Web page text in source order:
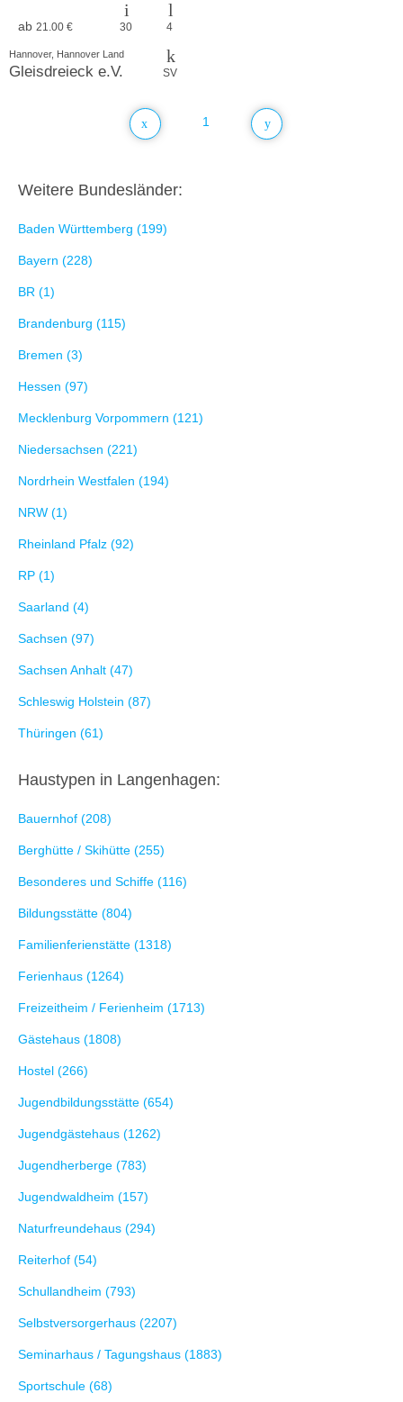
ab 21.00 € 30 4
SV
Hannover, Hannover Land
Gleisdreieck e.V.
1
Weitere Bundesländer:
Baden Württemberg (199)
Bayern (228)
BR (1)
Brandenburg (115)
Bremen (3)
Hessen (97)
Mecklenburg Vorpommern (121)
Niedersachsen (221)
Nordrhein Westfalen (194)
NRW (1)
Rheinland Pfalz (92)
RP (1)
Saarland (4)
Sachsen (97)
Sachsen Anhalt (47)
Schleswig Holstein (87)
Thüringen (61)
Haustypen in Langenhagen:
Bauernhof (208)
Berghütte / Skihütte (255)
Besonderes und Schiffe (116)
Bildungsstätte (804)
Familienferienstätte (1318)
Ferienhaus (1264)
Freizeitheim / Ferienheim (1713)
Gästehaus (1808)
Hostel (266)
Jugendbildungsstätte (654)
Jugendgästehaus (1262)
Jugendherberge (783)
Jugendwaldheim (157)
Naturfreundehaus (294)
Reiterhof (54)
Schullandheim (793)
Selbstversorgerhaus (2207)
Seminarhaus / Tagungshaus (1883)
Sportschule (68)